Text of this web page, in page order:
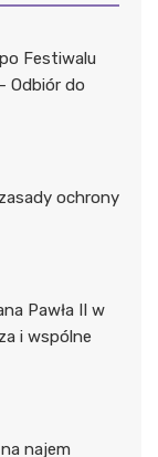
Festiwalu
Odbiór do
ochrony
Pawła II w
i wspólne
najem